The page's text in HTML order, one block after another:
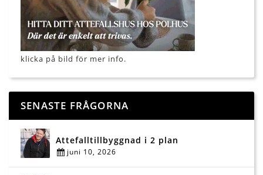
klicka på bild för mer info.
SENASTE FRÅGORNA
Attefalltillbyggnad i 2 plan
juni 10, 2026